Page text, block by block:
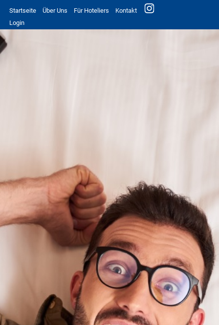
Startseite Über Uns Für Hoteliers
Kontakt
Login